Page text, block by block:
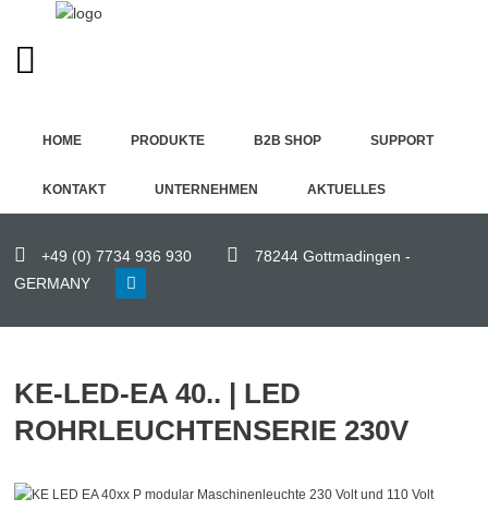
Home
Produkte
Shop
Unternehmen
Aktuelles
HOME PRODUKTE B2B SHOP SUPPORT
KONTAKT UNTERNEHMEN AKTUELLES
+49 (0) 7734 936 930
78244 Gottmadingen -
GERMANY
KE-LED-EA 40.. | LED
ROHRLEUCHTENSERIE 230V